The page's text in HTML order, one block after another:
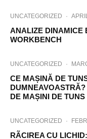
UNCATEGORIZED ·
ANALIZE DINAMICE
WORKBENCH
UNCATEGORIZED ·
CE MAȘINĂ DE
DE MAȘINI DE
UNCATEGORIZED ·
RÃCIREA CU